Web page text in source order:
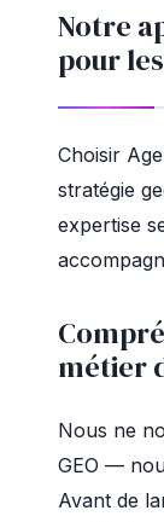
Notre
pour
Choisir
stratégie
expertise
métier
Nous ne
GEO —
Avant de